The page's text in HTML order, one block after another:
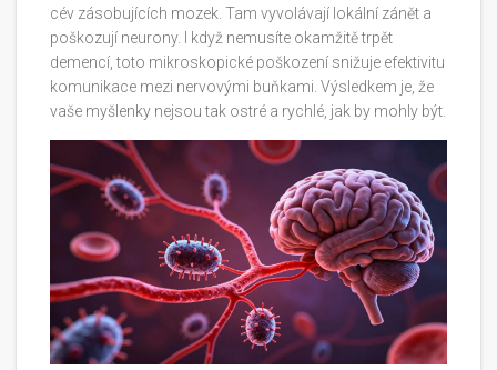
cév zásobujících mozek. Tam vyvolávají lokální zánět a
poškozují neurony. I když nemusíte okamžitě trpět
demencí, toto mikroskopické poškození snižuje efektivitu
komunikace mezi nervovými buňkami. Výsledkem je, že
vaše myšlenky nejsou tak ostré a rychlé, jak by mohly být.